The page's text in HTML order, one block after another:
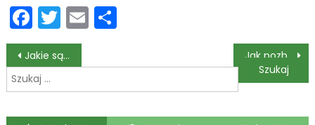
Facebook
Twitter
Email
Nawigacja
wpisu
Jakie są objawy wskazujące na problem z plombą zębową?
Szukaj: